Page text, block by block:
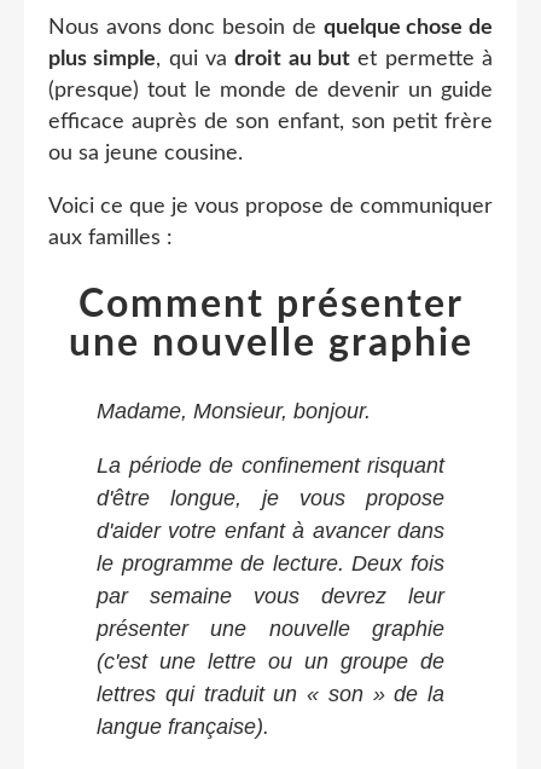
Nous avons donc besoin de quelque chose de
plus simple, qui vadroit au but et permette à
(presque) tout le monde de devenir un guide
efficace auprès de son enfant, son petit frère
ou sa jeune cousine.
Voici ce que je vous propose de communiquer
aux familles :
Comment présenter
une nouvelle graphie
Madame, Monsieur, bonjour.
La période de confinement risquant
d'être longue, je vous propose
d'aider votre enfant à avancer dans
le programme de lecture. Deux fois
par semaine vous devrez leur
présenter une nouvelle graphie
(c'est une lettre ou un groupe de
lettres qui traduit un « son » de la
langue française).